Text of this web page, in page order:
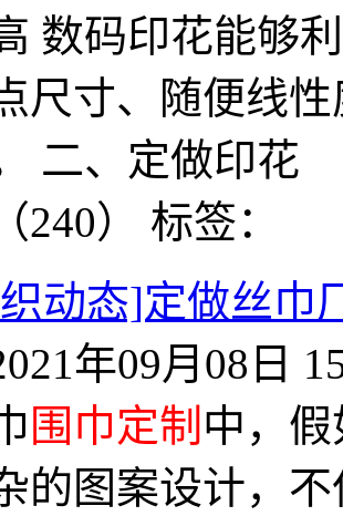
数码印花能够
尺寸、随便线
二、定做印花
240） 标签：
动态]定做丝
年09月08日
围巾定制 中，
的图案设计，